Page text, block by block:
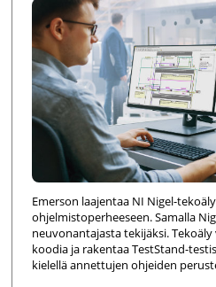
Emerson laajentaa NI Nigel-
ohjelmistoperheeseen. Samalla
neuvonantajasta tekijäksi.
koodia ja rakentaa TestStand-
kielellä annettujen ohjeiden